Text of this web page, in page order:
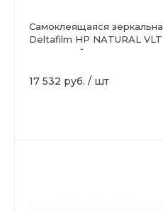
Самоклеящаяся
Deltafilm HP NATURAL
мкм, серый
17 532 руб. / шт